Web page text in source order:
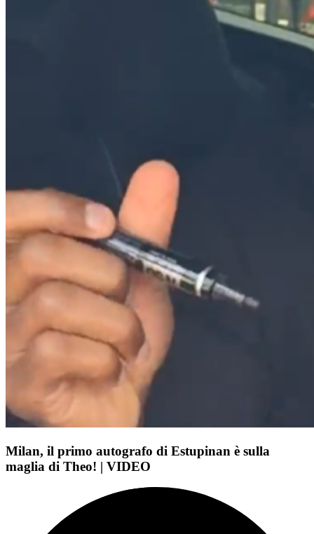
Milan, il primo autografo di Estupinan è sulla
maglia di Theo! | VIDEO